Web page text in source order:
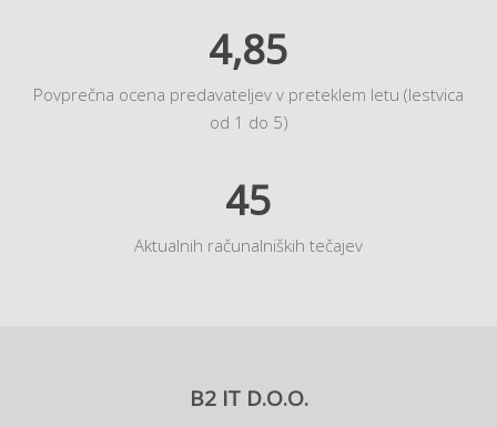
4,85
Povprečna ocena predavateljev v preteklem letu (lestvica
od 1 do 5)
45
Aktualnih računalniških tečajev
B2 IT D.O.O.